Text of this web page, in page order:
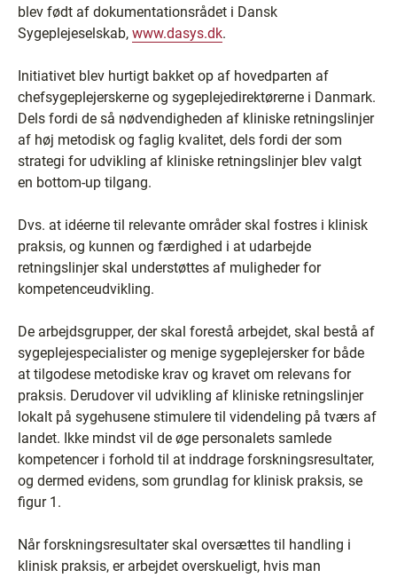
blev født af dokumentationsrådet i Dansk
Sygeplejeselskab, www.dasys.dk.
Initiativet blev hurtigt bakket op af hovedparten af
chefsygeplejerskerne og sygeplejedirektørerne i Danmark.
Dels fordi de så nødvendigheden af kliniske retningslinjer
af høj metodisk og faglig kvalitet, dels fordi der som
strategi for udvikling af kliniske retningslinjer blev valgt
en bottom-up tilgang.
Dvs. at idéerne til relevante områder skal fostres i klinisk
praksis, og kunnen og færdighed i at udarbejde
retningslinjer skal understøttes af muligheder for
kompetenceudvikling.
De arbejdsgrupper, der skal forestå arbejdet, skal bestå af
sygeplejespecialister og menige sygeplejersker for både
at tilgodese metodiske krav og kravet om relevans for
praksis. Derudover vil udvikling af kliniske retningslinjer
lokalt på sygehusene stimulere til videndeling på tværs af
landet. Ikke mindst vil de øge personalets samlede
kompetencer i forhold til at inddrage forskningsresultater,
og dermed evidens, som grundlag for klinisk praksis, se
figur 1.
Når forskningsresultater skal oversættes til handling i
klinisk praksis, er arbejdet overskueligt, hvis man